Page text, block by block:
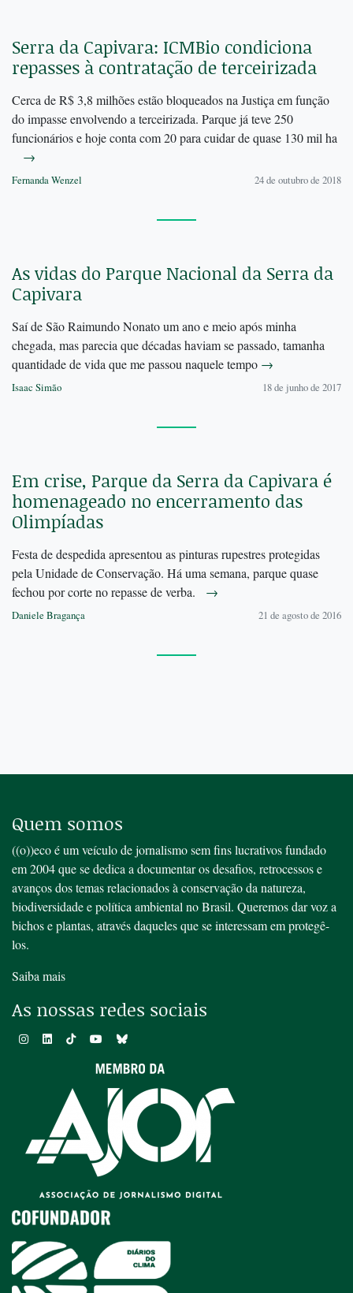
Serra da Capivara: ICMBio condiciona
repasses à contratação de terceirizada
Cerca de R$ 3,8 milhões estão bloqueados na Justiça em função
do impasse envolvendo a terceirizada. Parque já teve 250
funcionários e hoje conta com 20 para cuidar de quase 130 mil ha
→
Fernanda Wenzel 24 de outubro de 2018
As vidas do Parque Nacional da Serra da
Capivara
Saí de São Raimundo Nonato um ano e meio após minha
chegada, mas parecia que décadas haviam se passado, tamanha
quantidade de vida que me passou naquele tempo →
Isaac Simão 18 de junho de 2017
Em crise, Parque da Serra da Capivara é
homenageado no encerramento das
Olimpíadas
Festa de despedida apresentou as pinturas rupestres protegidas
pela Unidade de Conservação. Há uma semana, parque quase
fechou por corte no repasse de verba. →
Daniele Bragança 21 de agosto de 2016
Quem somos
((o))eco é um veículo de jornalismo sem fins lucrativos fundado
em 2004 que se dedica a documentar os desafios, retrocessos e
avanços dos temas relacionados à conservação da natureza,
biodiversidade e política ambiental no Brasil. Queremos dar voz a
bichos e plantas, através daqueles que se interessam em protegê-
los.
Saiba mais
As nossas redes sociais